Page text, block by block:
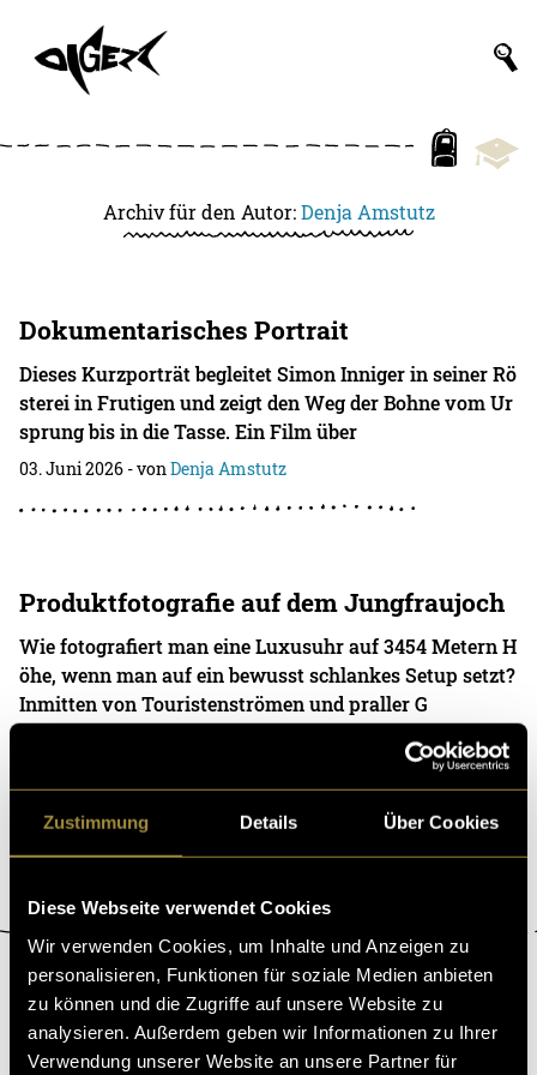
Zustimmung Details Über Cookies
Diese Webseite verwendet Cookies
Wir verwenden Cookies, um Inhalte und Anzeigen zu
personalisieren, Funktionen für soziale Medien anbieten
zu können und die Zugriffe auf unsere Website zu
analysieren. Außerdem geben wir Informationen zu Ihrer
Verwendung unserer Website an unsere Partner für
Archiv für den Autor:Denja Amstutz
Dokumentarisches Portrait
Dieses Kurzporträt begleitet Simon Inniger in seiner Rö
sterei in Frutigen und zeigt den Weg der Bohne vom Ur
sprung bis in die Tasse. Ein Film über
03. Juni 2026 - vonDenja Amstutz
Produktfotografie auf dem Jungfraujoch
Wie fotografiert man eine Luxusuhr auf 3454 Metern H
öhe, wenn man auf ein bewusst schlankes Setup setzt?
Inmitten von Touristenströmen und praller G
ÜBER DIGEZZ
«Digezz» ist die Produktionsplattform des Bachelor-Studiengangs
«Multimedia Production» an der Fachhochschule Graubünden und der